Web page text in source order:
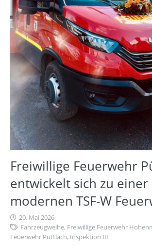
Freiwillige Feuerwehr
entwickelt sich zu einer
modernen TSF-W
20. Mai 2026
Fahrzeugweihe, Freiwillige Feuerwehr
Feuerwehr Püttlach, Inspektion III